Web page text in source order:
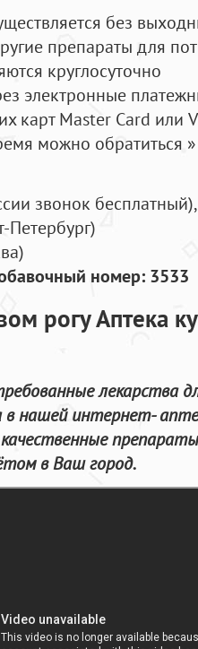
без
препараты для
круглосуточно
электронные
карт Master Card или
можно обратиться
звонок бесплатный),
Петербург)
номер: 3533
рогу Аптека
лекарства
в нашей интернет-
в Ваш город.